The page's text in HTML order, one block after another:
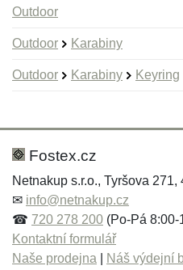
Outdoor
Outdoor Karabiny
Outdoor Karabiny Keyring
Hodnocení:
Jméno: *
Jméno:
E-mail:*
Fostex.cz
Netnakup s.r.o., Tyršova 271,
✉ info@netnakup.cz
☎ 720 278 200 (Po-Pá 8:00-
Kontaktní formulář
Naše prodejna
Náš výdejní